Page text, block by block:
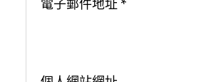
電子郵件地址 *